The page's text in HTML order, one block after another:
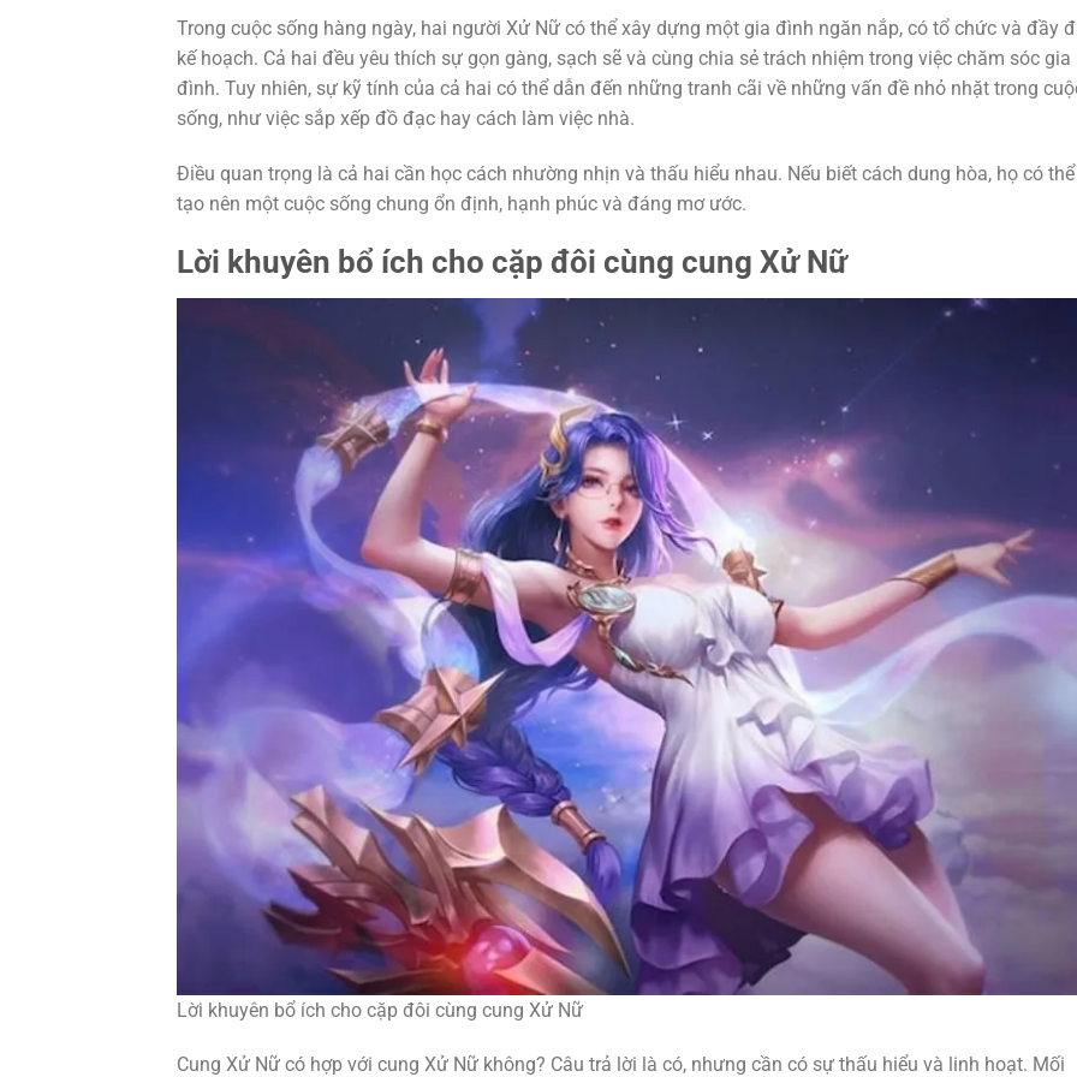
Trong cuộc sống hàng ngày, hai người Xử Nữ có thể xây dựng một gia đình ngăn nắp, có tổ chức và đầy
kế hoạch. Cả hai đều yêu thích sự gọn gàng, sạch sẽ và cùng chia sẻ trách nhiệm trong việc chăm sóc gia
đình. Tuy nhiên, sự kỹ tính của cả hai có thể dẫn đến những tranh cãi về những vấn đề nhỏ nhặt trong
sống, như việc sắp xếp đồ đạc hay cách làm việc nhà.
Điều quan trọng là cả hai cần học cách nhường nhịn và thấu hiểu nhau. Nếu biết cách dung hòa, họ có thể
tạo nên một cuộc sống chung ổn định, hạnh phúc và đáng mơ ước.
Lời khuyên bổ ích cho cặp đôi cùng cung Xử Nữ
Lời khuyên bổ ích cho cặp đôi cùng cung Xử Nữ
Cung Xử Nữ có hợp với cung Xử Nữ không? Câu trả lời là có, nhưng cần có sự thấu hiểu và linh hoạt. Mối